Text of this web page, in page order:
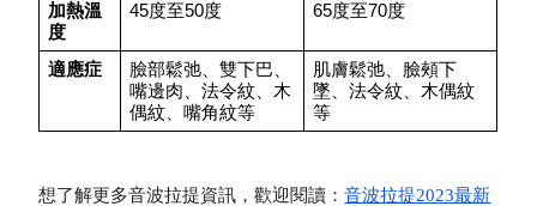
加熱溫
度
45度至50度 65度至70度
適應症
臉部鬆弛、雙下巴、
嘴邊肉、法令紋、木
偶紋、嘴角紋等
肌膚鬆弛、臉頰下
墜、法令紋、木偶紋
等
想了解更多音波拉提資訊，歡迎閱讀：音波拉提2023最新